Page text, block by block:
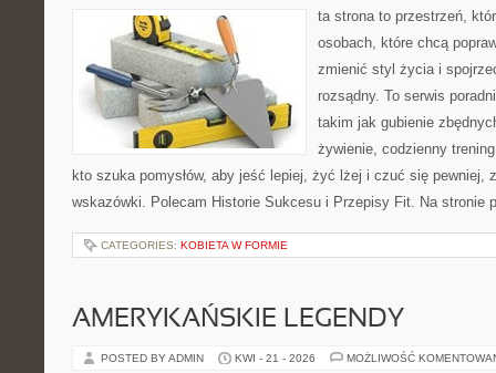
ta strona to przestrzeń,
osobach, które chcą
zmienić styl życia i
rozsądny. To serwis
takim jak gubienie
żywienie, codzienny
kto szuka pomysłów, aby jeść lepiej, żyć lżej i czuć się pewniej,
wskazówki. Polecam Historie Sukcesu i Przepisy Fit. Na stronie
CATEGORIES: KOBIETA W FORMIE
AMERYKAŃSKIE LEGENDY
POSTED BY ADMIN KWI - 21 - 2026 MOŻLIWOŚĆ